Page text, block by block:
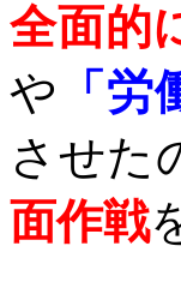
全面的
や 「労
させた
面作戦